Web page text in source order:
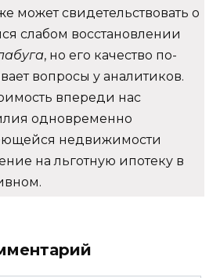
может свидетельствовать о
слабом восстановлении
, но его качество по-
вопросы у аналитиков.
впереди нас
одновременно
недвижимости
на льготную ипотеку в